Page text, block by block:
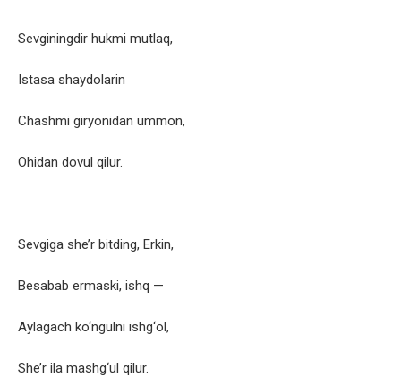
Sevginingdir hukmi mutlaq,
Istasa shaydolarin
Chashmi giryonidan ummon,
Ohidan dovul qilur.
Sevgiga she’r bitding, Erkin,
Besabab ermaski, ishq —
Aylagach ko‘ngulni ishg‘ol,
She’r ila mashg‘ul qilur.